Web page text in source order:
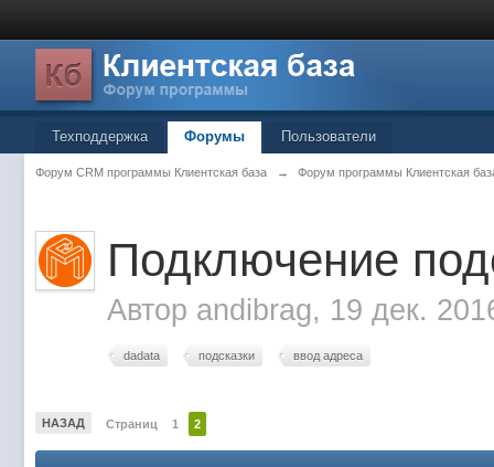
Техподдержка Форумы Пользователи
Форум CRM программы Клиентская база → Форум программы Клиентская
Подключение
Автор andibrag, 19 дек.
dadata подсказки ввод адреса
НАЗАД Страниц 1 2